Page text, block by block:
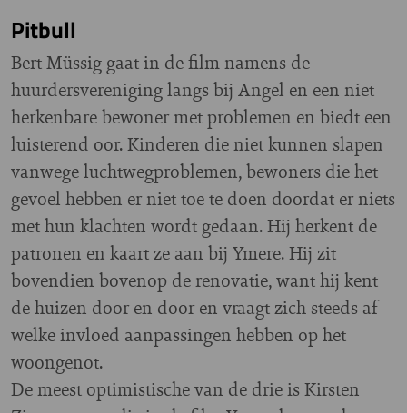
Pitbull
Bert Müssig gaat in de film namens de
huurdersvereniging langs bij Angel en een niet
herkenbare bewoner met problemen en biedt een
luisterend oor. Kinderen die niet kunnen slapen
vanwege luchtwegproblemen, bewoners die het
gevoel hebben er niet toe te doen doordat er niets
met hun klachten wordt gedaan. Hij herkent de
patronen en kaart ze aan bij Ymere. Hij zit
bovendien bovenop de renovatie, want hij kent
de huizen door en door en vraagt zich steeds af
welke invloed aanpassingen hebben op het
woongenot.
De meest optimistische van de drie is Kirsten